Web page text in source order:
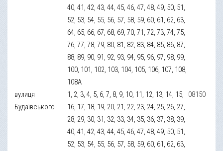
40, 41, 42, 43, 44, 45, 46, 47, 48, 49, 50, 51,
52, 53, 54, 55, 56, 57, 58, 59, 60, 61, 62, 63,
64, 65, 66, 67, 68, 69, 70, 71, 72, 73, 74, 75,
76, 77, 78, 79, 80, 81, 82, 83, 84, 85, 86, 87,
88, 89, 90, 91, 92, 93, 94, 95, 96, 97, 98, 99,
100, 101, 102, 103, 104, 105, 106, 107, 108,
108А
вулиця
Будаївського
1, 2, 3, 4, 5, 6, 7, 8, 9, 10, 11, 12, 13, 14, 15,
16, 17, 18, 19, 20, 21, 22, 23, 24, 25, 26, 27,
28, 29, 30, 31, 32, 33, 34, 35, 36, 37, 38, 39,
40, 41, 42, 43, 44, 45, 46, 47, 48, 49, 50, 51,
52, 53, 54, 55, 56, 57, 58, 59, 60, 61, 62, 63,
08150